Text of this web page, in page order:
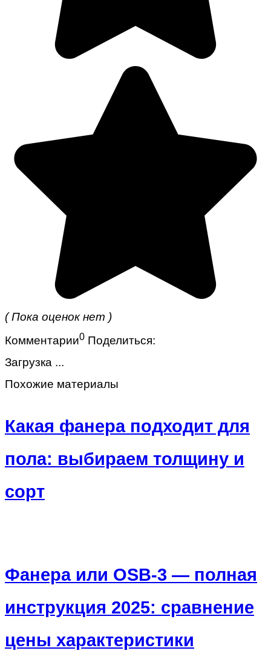
( Пока оценок нет )
Комментарии0 Поделиться:
Загрузка ...
Похожие материалы
Какая фанера подходит для
пола: выбираем толщину и
сорт
Фанера или OSB-3 — полная
инструкция 2025: сравнение
цены характеристики